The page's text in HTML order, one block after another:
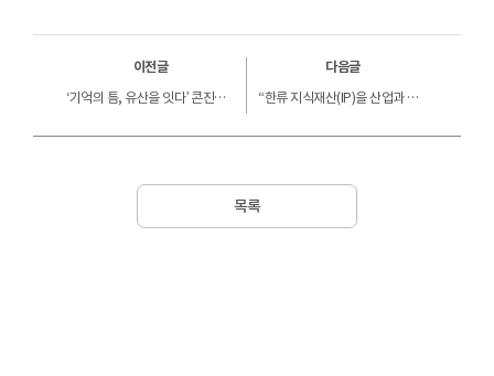
이전글
‘기억의 틈, 유산을 잇다’ 콘진원,‘ K-컬처 뮤지엄’ 전통과 기술을 융합한 기획전시 개최
다음글
“한류 지식재산(IP)을 산업과 세계로 연결하다” 콘진원, 산업 간 융합·글로벌 확산 지원사업 본격화
목록